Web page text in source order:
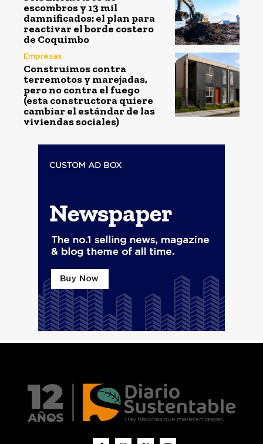
escombros y 13 mil
damnificados: el plan para
reactivar el borde costero
de Coquimbo
Empresas
Construimos contra
terremotos y marejadas,
pero no contra el fuego
(esta constructora quiere
cambiar el estándar de las
viviendas sociales)